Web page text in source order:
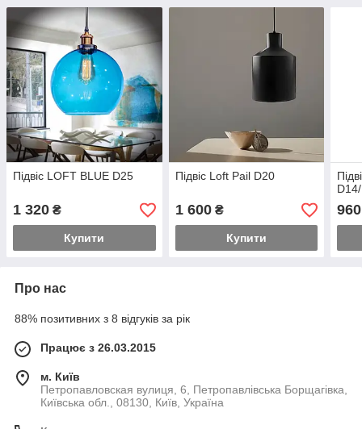
Підвіс LOFT BLUE D25
1 320 ₴
Купити
Підвіс Loft Pail D20
1 600₴
Купити
960
Про нас
88% позитивних з 8 відгуків за рік
Працює з 26.03.2015
м. Київ
Петропавловская вулиця, 6, Петропавлівська Борщагівка,
Київська обл., 08130, Київ, Україна